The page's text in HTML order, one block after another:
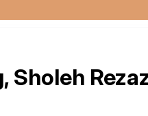
Sholeh